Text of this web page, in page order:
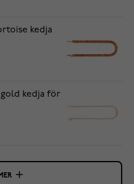
kedja
gold kedja för